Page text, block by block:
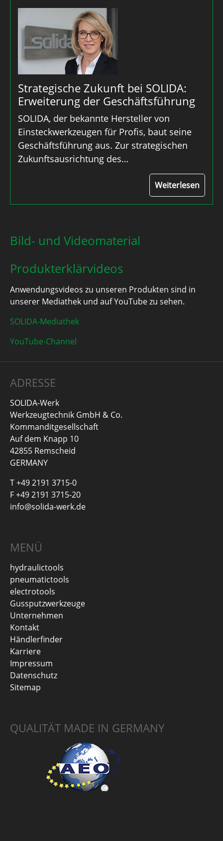
Strategische Zukunft bei SOLIDA:
Erweiterung der Geschäftsführung
SOLIDA, der bekannte Hersteller von
Einsteckwerkzeugen für Profis, baut seine
Geschäftsführung aus. Zur strategischen
Zukunftsausrichtung des…
Weiterlesen
Bild- und Videomaterial
Produkterklärvideos
Anwendungsvideos zu unseren Produkten sind in
unserer Mediathek und auf YouTube zu sehen.
SOLIDA-Mediathek
YouTube-Channel
ADRESSE
SOLIDA-Werk
Werkzeugtechnik GmbH & Co.
Kommanditgesellschaft
Auf dem Knapp 10
42855 Remscheid
GERMANY
T +49 2191 3715-0
F +49 2191 3715-20
info@solida-werk.de
MENÜ
hydraulictools
pneumatictools
electrotools
Gussputzwerkzeuge
Unternehmen
Kontakt
Händlerfinder
Karriere
Impressum
Datenschutz
Sitemap
QUALITÄT MADE IN GERMANY